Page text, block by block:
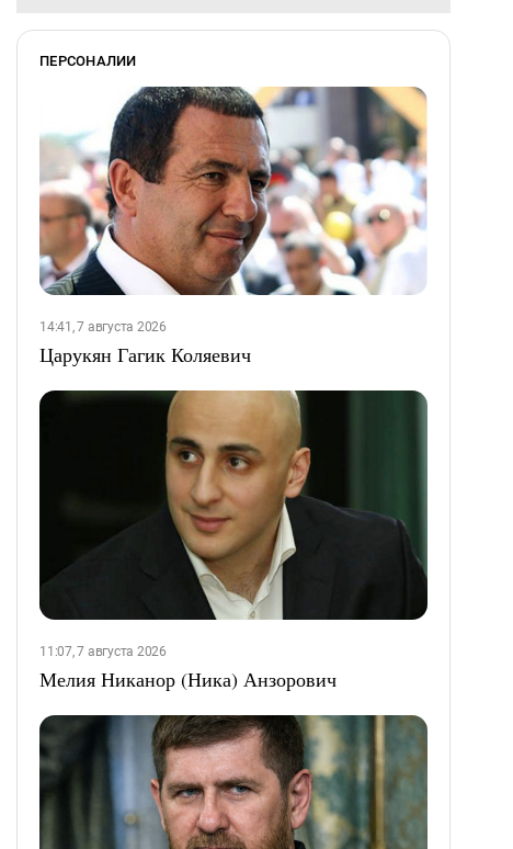
ПЕРСОНАЛИИ
14:41, 7 августа 2026
Царукян Гагик Коляевич
11:07, 7 августа 2026
Мелия Никанор (Ника) Анзорович